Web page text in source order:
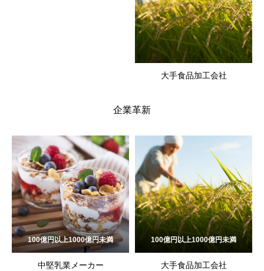
大手食品加工会社
企業革新
100億円以上1000億円未満
中堅乳業メーカー
100億円以上1000億円未満
大手食品加工会社